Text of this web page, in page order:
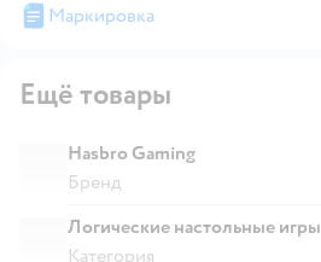
Маркировка
Ещё товары
Hasbro Gaming
Бренд
Логические настольные игры
Категория